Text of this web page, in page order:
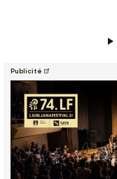
Publicité